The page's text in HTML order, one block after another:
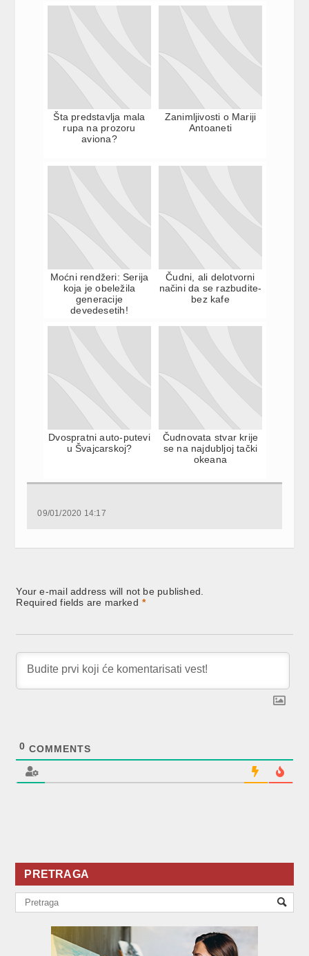
Šta predstavlja mala
rupa na prozoru
aviona?
Zanimljivosti o Mariji
Antoaneti
Moćni rendžeri: Serija
koja je obeležila
generacije
devedesetih!
Čudni, ali delotvorni
načini da se razbudite-
bez kafe
Dvospratni auto-putevi
u Švajcarskoj?
Čudnovata stvar krije
se na najdubljoj tački
okeana
09/01/2020 14:17
Your e-mail address will not be published.
Required fields are marked *
0 COMMENTS
PRETRAGA